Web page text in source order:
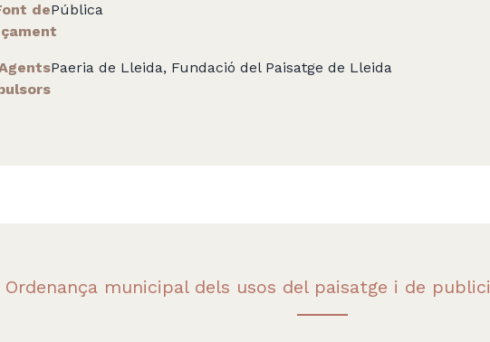
dePública
Paeria de Lleida, Fundació del Paisatge de Lleida
Ordenança municipal dels usos del paisatge i de